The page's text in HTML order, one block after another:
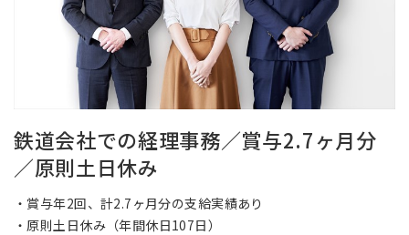
鉄道会社での経理事務／賞与2.7ヶ月分
／原則土日休み
・賞与年2回、計2.7ヶ月分の支給実績あり
・原則土日休み（年間休日107日）